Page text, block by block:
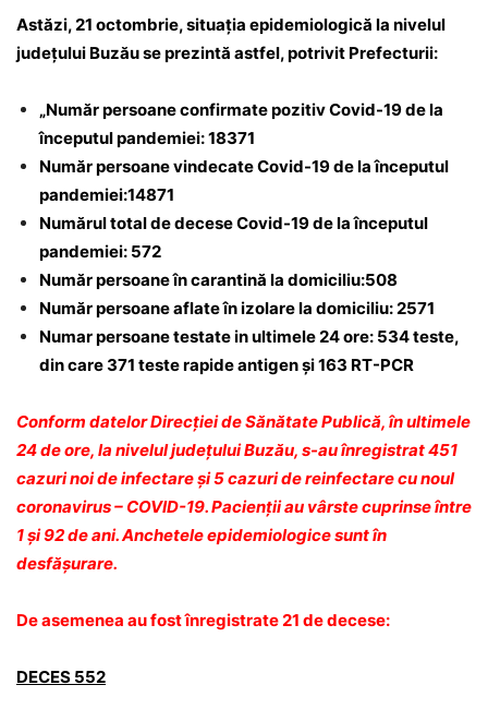
Astăzi, 21 octombrie, situația epidemiologică la nivelul
județului Buzău se prezintă astfel, potrivit Prefecturii:
„Număr persoane confirmate pozitiv Covid-19 de la
începutul pandemiei: 18371
Număr persoane vindecate Covid-19 de la începutul
pandemiei:14871
Numărul total de decese Covid-19 de la începutul
pandemiei: 572
Număr persoane în carantină la domiciliu:508
Număr persoane aflate în izolare la domiciliu: 2571
Numar persoane testate in ultimele 24 ore: 534 teste,
din care 371 teste rapide antigen și 163 RT-PCR
Conform datelor Direcției de Sănătate Publică, în ultimele
24 de ore, la nivelul județului Buzău, s-au înregistrat 451
cazuri noi de infectare și 5 cazuri de reinfectare cu noul
coronavirus – COVID-19. Pacienții au vârste cuprinse între
1 și 92 de ani. Anchetele epidemiologice sunt în
desfășurare.
De asemenea au fost înregistrate 21 de decese:
DECES 552